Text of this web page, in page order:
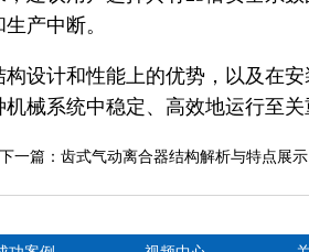
产中断。
构设计和性能上的优势，以及在
机械系统中稳定、高效地运行至关
下一篇：齿式气动离合器结构解析与特点展示